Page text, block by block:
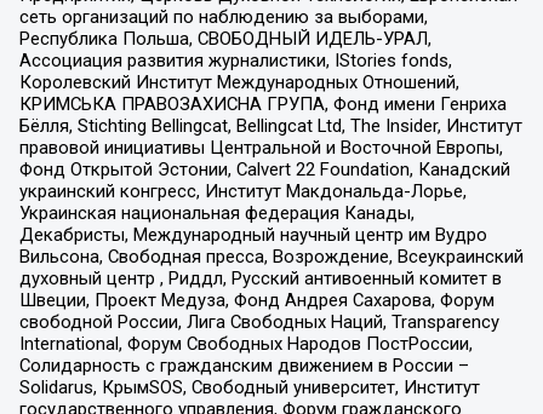
сеть организаций по наблюдению за выборами,
Республика Польша, СВОБОДНЫЙ ИДЕЛЬ-УРАЛ,
Ассоциация развития журналистики, IStories fonds,
Королевский Институт Международных Отношений,
КРИМСЬКА ПРАВОЗАХИСНА ГРУПА, Фонд имени Генриха
Бёлля, Stichting Bellingcat, Bellingcat Ltd, The Insider, Институт
правовой инициативы Центральной и Восточной Европы,
Фонд Открытой Эстонии, Calvert 22 Foundation, Канадский
украинский конгресс, Институт Макдональда-Лорье,
Украинская национальная федерация Канады,
Декабристы, Международный научный центр им Вудро
Вильсона, Свободная пресса, Возрождение, Всеукраинский
духовный центр , Риддл, Русский антивоенный комитет в
Швеции, Проект Медуза, Фонд Андрея Сахарова, Форум
свободной России, Лига Свободных Наций, Transparеncy
International, Форум Свободных Народов ПостРоссии,
Солидарность с гражданским движением в России –
Solidarus, КрымSOS, Свободный университет, Институт
государственного управления, Форум гражданского